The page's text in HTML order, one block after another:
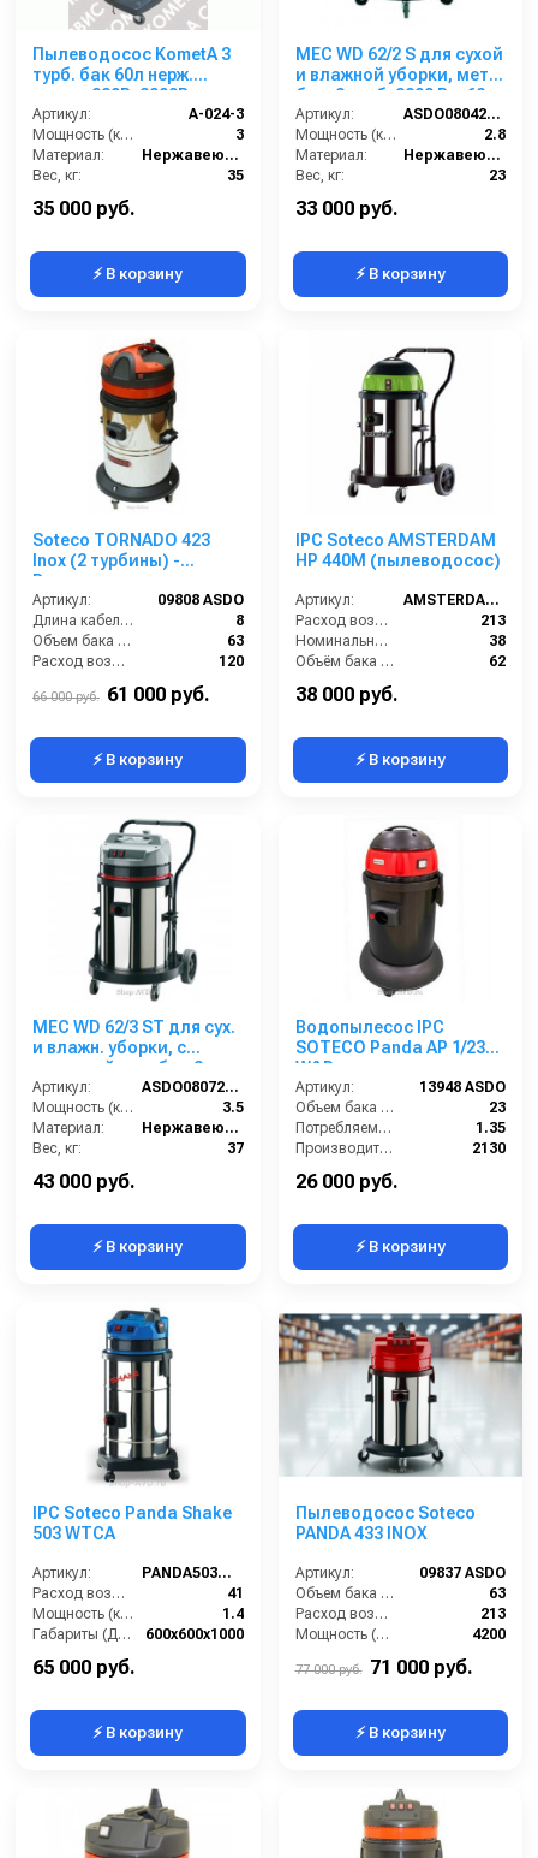
Пылеводосос KometA 3
турб. бак 60л нерж.
сталь; 220В; 3000Вт.
Артикул:
A-024-3
Мощность (кВт):
3
Материал:
Нержавеющая сталь
Вес, кг:
35
Габаритные размеры, мм:
35 000 руб.
⚡ В корзину
MEC WD 62/2 S для сухой
и влажной уборки, мет.
бак, 2 турб, 2800 Вт, 62
л.полн. компл.
Артикул:
ASDO08042/MEC 429 XP
Мощность (кВт):
2.8
Материал:
Нержавеющая сталь
Вес, кг:
23
Габаритные размеры, мм:
33 000 руб.
⚡ В корзину
Soteco TORNADO 423
Inox (2 турбины) -
Водопылесос
Артикул:
09808 ASDO
Длина кабеля (м):
8
Объем бака (л):
63
Расход воздуха (л/сек):
120
66 000 руб. 61 000 руб.
⚡ В корзину
IPC Soteco AMSTERDAM
HP 440M (пылеводосос)
Артикул:
AMSTERDAM440M
Расход воздуха (л/сек):
213
Номинальный диаметр принадлежностей (мм):
38
Объём бака (л):
62
Разрежение / сила всасывания (мбар):
38 000 руб.
⚡ В корзину
MEC WD 62/3 ST для сух.
и влажн. уборки, с
тележкой,мет.бак,3
турб,3500Вт,62 л. полн.
компл.
Артикул:
ASDO08072/MEC 440M XP
Мощность (кВт):
3.5
Материал:
Нержавеющая сталь
Вес, кг:
37
43 000 руб.
⚡ В корзину
Водопылесос IPC
SOTECO Panda AP 1/23
W&D
Артикул:
13948 ASDO
Объем бака (л):
23
Потребляемая мощность (кВт):
1.35
Производительность по площади (м2/ч):
2130
26 000 руб.
⚡ В корзину
IPC Soteco Panda Shake
503 WTCA
Артикул:
PANDA503WTCA
Расход воздуха (л/сек):
41
Мощность (кВт):
1.4
Габариты (ДхШхВ):
600x600x1000
Номинальный диаметр принадлежностей (мм):
65 000 руб.
⚡ В корзину
Пылеводосос Soteco
PANDA 433 INOX
Артикул:
09837 ASDO
Объем бака (л):
63
Расход воздуха (л/сек):
213
Мощность (Вт):
4200
77 000 руб. 71 000 руб.
⚡ В корзину